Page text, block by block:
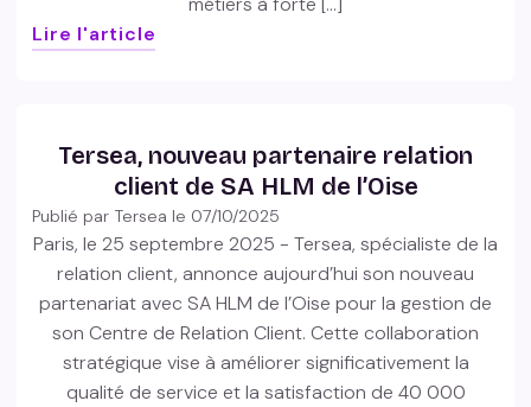
Lire l'article
Tersea, nouveau partenaire relation
client de SA HLM de l’Oise
Publié par Tersea le 07/10/2025
Paris, le 25 septembre 2025 - Tersea, spécialiste de la
relation client, annonce aujourd’hui son nouveau
partenariat avec SA HLM de l’Oise pour la gestion de
son Centre de Relation Client. Cette collaboration
stratégique vise à améliorer significativement la
qualité de service et la satisfaction de 40 000